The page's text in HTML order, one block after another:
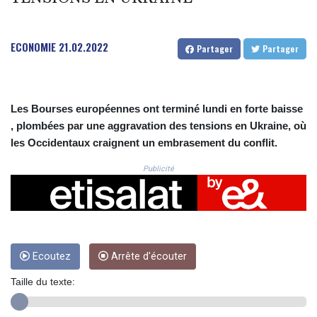
CRC 525.509359
CVE 110.646682
DOP 67.345355
DZD 153.688625
EGP 57.293288
ETB 184.982115
FJD 2.553384
FKP 0.8566
GGP 0.8566
GHS 13.596606
GMD 84.980421
ECONOMIE 21.02.2022 Partager Partager
Les Bourses européennes ont terminé lundi en forte baisse
, plombées par une aggravation des tensions en Ukraine, où
les Occidentaux craignent un embrasement du conflit.
Publicité
Ecoutez Arrête d'écouter
Taille du texte: